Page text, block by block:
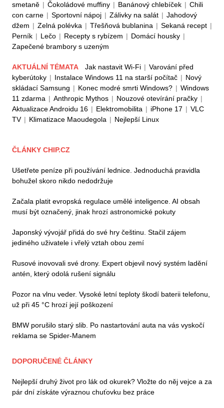
smetaně | Čokoládové muffiny | Banánový chlebíček | Chili
con carne | Sportovní nápoj | Zálivky na salát | Jahodový
džem | Zelná polévka | Třešňová bublanina | Sekaná recept |
Perník | Lečo | Recepty s rybízem | Domácí housky |
Zapečené brambory s uzeným
AKTUÁLNÍ TÉMATA Jak nastavit Wi-Fi | Varování před
kyberútoky | Instalace Windows 11 na starší počítač | Nový
skládací Samsung | Konec modré smrti Windows? | Windows
11 zdarma | Anthropic Mythos | Nouzové otevírání pračky |
Aktualizace Androidu 16 | Elektromobilita | iPhone 17 | VLC
TV | Klimatizace Maoudegola | Nejlepší Linux
ČLÁNKY CHIP.CZ
Ušetřete peníze při používání lednice. Jednoduchá pravidla
bohužel skoro nikdo nedodržuje
Začala platit evropská regulace umělé inteligence. AI obsah
musí být označený, jinak hrozí astronomické pokuty
Japonský vývojář přidá do své hry češtinu. Stačil zájem
jediného uživatele i vřelý vztah obou zemí
Rusové inovovali své drony. Expert objevil nový systém ladění
antén, který odolá rušení signálu
Pozor na vlnu veder. Vysoké letní teploty škodí baterii telefonu,
už při 45 °C hrozí její poškození
BMW porušilo starý slib. Po nastartování auta na vás vyskočí
reklama se Spider-Manem
DOPORUČENÉ ČLÁNKY
Nejlepší druhý život pro lák od okurek? Vložte do něj vejce a za
pár dní získáte výraznou chuťovku bez práce